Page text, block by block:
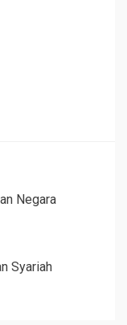
Negara
Syariah